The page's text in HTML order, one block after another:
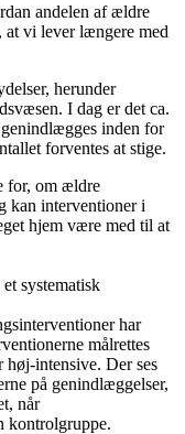
andelen af ældre
at vi lever længere med
herunder
I dag er det ca.
inden for
forventes at stige.
for, om ældre
kan interventioner i
hjem være med til at
systematisk
har
målrettes
høj-intensive. Der ses
på genindlæggelser,
når
kontrolgruppe.